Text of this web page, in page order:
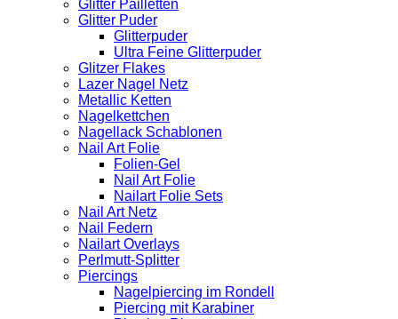
Glitter Pailletten
Glitter Puder
Glitterpuder
Ultra Feine Glitterpuder
Glitzer Flakes
Lazer Nagel Netz
Metallic Ketten
Nagelkettchen
Nagellack Schablonen
Nail Art Folie
Folien-Gel
Nail Art Folie
Nailart Folie Sets
Nail Art Netz
Nail Federn
Nailart Overlays
Perlmutt-Splitter
Piercings
Nagelpiercing im Rondell
Piercing mit Karabiner